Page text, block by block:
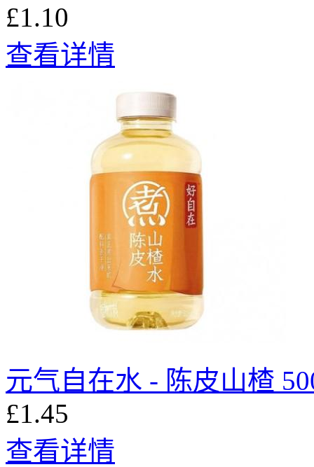
£1.10
查看详情
元气自在水 - 陈皮山楂
£1.45
查看详情